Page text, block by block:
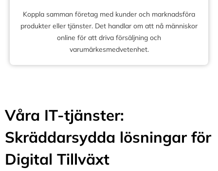
Koppla samman företag med kunder och marknadsföra
produkter eller tjänster. Det handlar om att nå människor
online för att driva försäljning och
varumärkesmedvetenhet.
Våra IT-tjänster:
Skräddarsydda lösningar för
Digital Tillväxt